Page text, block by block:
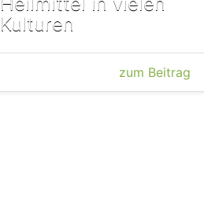
Kulturen
zum Beitrag